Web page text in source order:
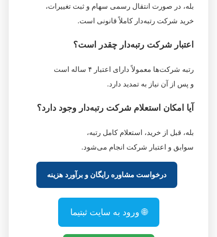
بله، در صورت انتقال رسمی سهام و ثبت تغییرات،
خرید شرکت رتبه‌دار کاملاً قانونی است.
اعتبار شرکت رتبه‌دار چقدر است؟
رتبه شرکت‌ها معمولاً دارای اعتبار ۴ ساله است
و پس از آن نیاز به تمدید دارد.
آیا امکان استعلام شرکت رتبه‌دار وجود دارد؟
بله، قبل از خرید، استعلام کامل رتبه،
سوابق و اعتبار شرکت انجام می‌شود.
درخواست مشاوره رایگان و برآورد هزینه
🌐 ورود به سایت ثبتیما